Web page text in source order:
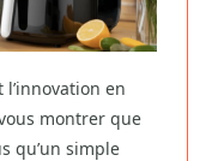
l’innovation en
montrer que
qu’un simple